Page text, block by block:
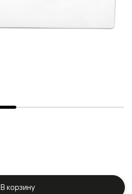
В корзину